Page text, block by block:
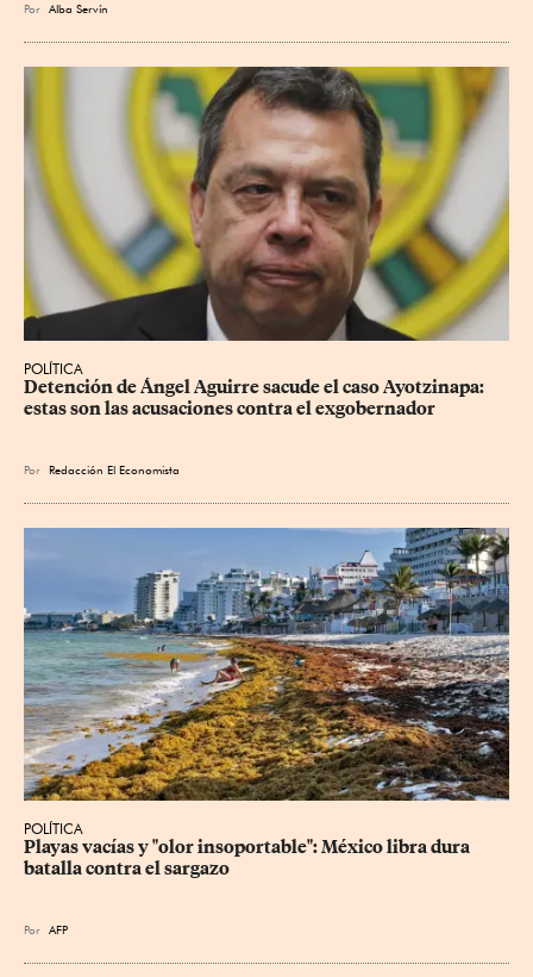
Por Alba Servín
POLÍTICA
Detención de Ángel Aguirre sacude el caso Ayotzinapa:
estas son las acusaciones contra el exgobernador
Por Redacción El Economista
POLÍTICA
Playas vacías y "olor insoportable": México libra dura
batalla contra el sargazo
Por AFP